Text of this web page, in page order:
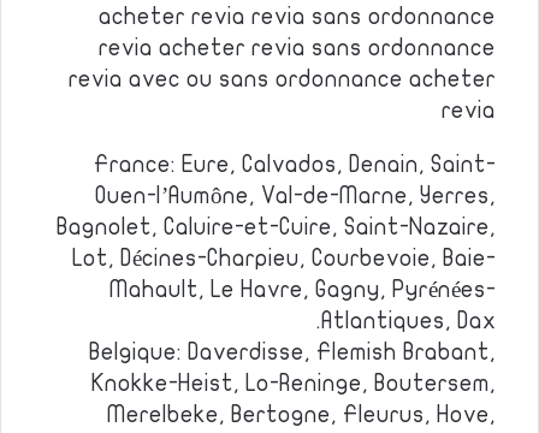
acheter revia revia sans ordonnance
revia acheter revia sans ordonnance
revia avec ou sans ordonnance acheter
revia
France: Eure, Calvados, Denain, Saint-
Ouen-l’Aumône, Val-de-Marne, Yerres,
Bagnolet, Caluire-et-Cuire, Saint-Nazaire,
Lot, Décines-Charpieu, Courbevoie, Baie-
Mahault, Le Havre, Gagny, Pyrénées-
Atlantiques, Dax.
Belgique: Daverdisse, Flemish Brabant,
Knokke-Heist, Lo-Reninge, Boutersem,
Merelbeke, Bertogne, Fleurus, Hove,